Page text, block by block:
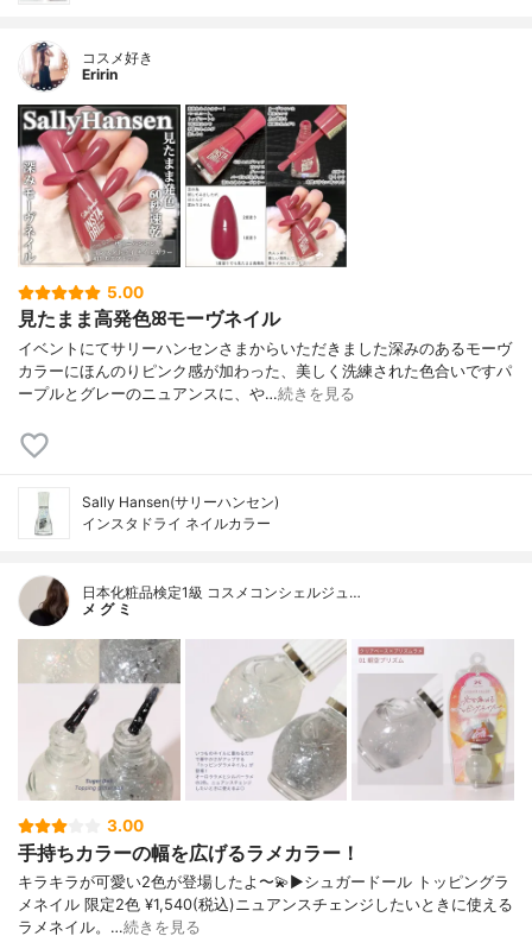
コスメ好き
Eririn
5.00
見たまま高発色ꕤモーヴネイル
イベントにてサリーハンセンさまからいただきました深みのあるモーヴ
カラーにほんのりピンク感が加わった、美しく洗練された色合いですパ
ープルとグレーのニュアンスに、や…続きを見る
Sally Hansen(サリーハンセン)
インスタドライ ネイルカラー
日本化粧品検定1級 コスメコンシェルジュ…
メ グ ミ
3.00
手持ちカラーの幅を広げるラメカラー！
キラキラが可愛い2色が登場したよ〜💫▶︎シュガードール トッピングラ
メネイル 限定2色 ¥1,540(税込)ニュアンスチェンジしたいときに使える
ラメネイル。…続きを見る